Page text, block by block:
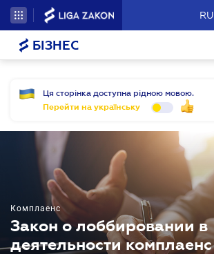
RU
БІЗНЕС
Ця сторінка доступна рідною мовою.
Перейти на українську
Комплаенс
Закон о лоббировании в
деятельности комплаенc